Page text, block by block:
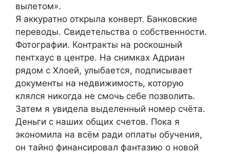
вылетом».
Я аккуратно открыла конверт. Банковские
переводы. Свидетельства о собственности.
Фотографии. Контракты на роскошный
пентхаус в центре. На снимках Адриан
рядом с Хлоей, улыбается, подписывает
документы на недвижимость, которую
клялся никогда не смочь себе позволить.
Затем я увидела выделенный номер счёта.
Деньги с наших общих счетов. Пока я
экономила на всём ради оплаты обучения,
он тайно финансировал фантазию о новой